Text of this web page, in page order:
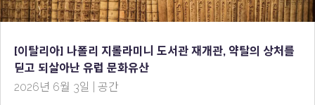
[이탈리아] 나폴리 지롤라미니 도서관 재개관, 약탈의 상처를
딛고 되살아난 유럽 문화유산
2026년 6월 3일
공간